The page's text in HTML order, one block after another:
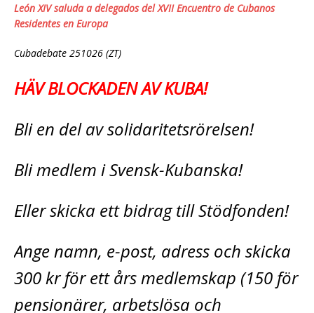
León XIV saluda a delegados del XVII Encuentro de Cubanos
Residentes en Europa
Cubadebate 251026 (ZT)
HÄV BLOCKADEN AV KUBA!
Bli en del av solidaritetsrörelsen!
Bli medlem i Svensk-Kubanska!
Eller skicka ett bidrag till Stödfonden!
Ange namn, e-post, adress och skicka
300 kr för ett års medlemskap (150 för
pensionärer, arbetslösa och